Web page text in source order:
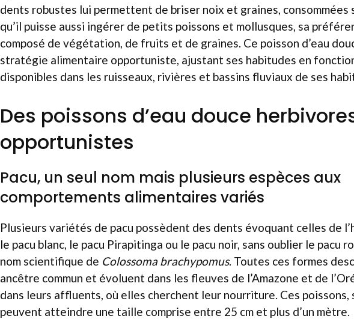
dents robustes lui permettent de briser noix et graines, consommées
qu’il puisse aussi ingérer de petits poissons et mollusques, sa
composé de végétation, de fruits et de graines. Ce poisson d’eau
stratégie alimentaire opportuniste, ajustant ses habitudes en
disponibles dans les ruisseaux, rivières et bassins fluviaux de ses
Des poissons d’eau douce
opportunistes
Pacu, un seul nom mais plusieurs espèces aux
comportements alimentaires variés
Plusieurs variétés de pacu possèdent des dents évoquant celles de
le pacu blanc, le pacu Pirapitinga ou le pacu noir, sans oublier le pacu
nom scientifique de Colossoma brachypomus. Toutes ces formes
ancêtre commun et évoluent dans les fleuves de l’Amazone et de
dans leurs affluents, où elles cherchent leur nourriture. Ces poissons,
peuvent atteindre une taille comprise entre 25 cm et plus d’un mètre.